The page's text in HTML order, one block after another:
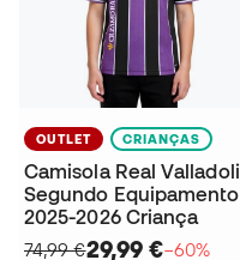
OUTLET CRIANÇAS
Camisola Real
Segundo Equipamento
2025-2026 Criança
74,99 €29,99 €−60%